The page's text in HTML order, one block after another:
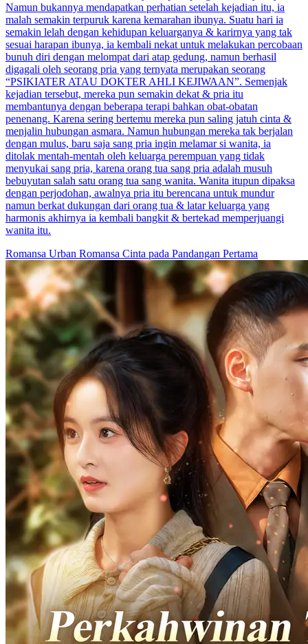
Namun bukannya mendapatkan perhatian setelah kejadian itu, ia
malah semakin terpuruk karena kemarahan ibunya. Suatu hari ia
semakin lelah dengan kehidupan keluarganya & karirnya yang tak
sesuai harapan ibunya, ia kembali nekat untuk melakukan percobaan
bunuh diri dengan melompat dari atap gedung, namun berhasil
digagali oleh seorang pria yang ternyata merupakan seorang
“PSIKIATER ATAU DOKTER AHLI KEJIWAAN”. Semenjak
kejadian tersebut, mereka pun semakin dekat & pria itu
membantunya dengan beberapa terapi bahkan obat-obatan
penenang. Karena sering bertemu mereka pun saling jatuh cinta &
menjalin hubungan asmara. Namun hubungan mereka tak berjalan
dengan mulus, baru saja sang pria ingin melamar si wanita, ia
ditolak mentah-mentah oleh keluarga perempuan yang tidak
menyukai sang pria, karena orang tua sang pria adalah musuh
bebuyutan salah satu orang tua sang wanita. Wanita itupun dipaksa
dengan perjodohan, awalnya pria itu berencana untuk mundur
namun berkat dukungan dari orang tua & latar keluarga yang
harmonis akhirnya ia kembali bangkit & bertekad memperjuangi
wanita itu.
Romansa Urban Romansa Cinta pada Pandangan Pertama